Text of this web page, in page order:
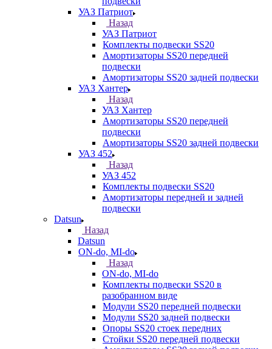
УАЗ Патриот
Назад
УАЗ Патриот
Комплекты подвески SS20
Амортизаторы SS20 передней
подвески
Амортизаторы SS20 задней подвески
УАЗ Хантер
Назад
УАЗ Хантер
Амортизаторы SS20 передней
подвески
Амортизаторы SS20 задней подвески
УАЗ 452
Назад
УАЗ 452
Комплекты подвески SS20
Амортизаторы передней и задней
подвески
Datsun
Назад
Datsun
ON-do, MI-do
Назад
ON-do, MI-do
Комплекты подвески SS20 в
разобранном виде
Модули SS20 передней подвески
Модули SS20 задней подвески
Опоры SS20 стоек передних
Стойки SS20 передней подвески